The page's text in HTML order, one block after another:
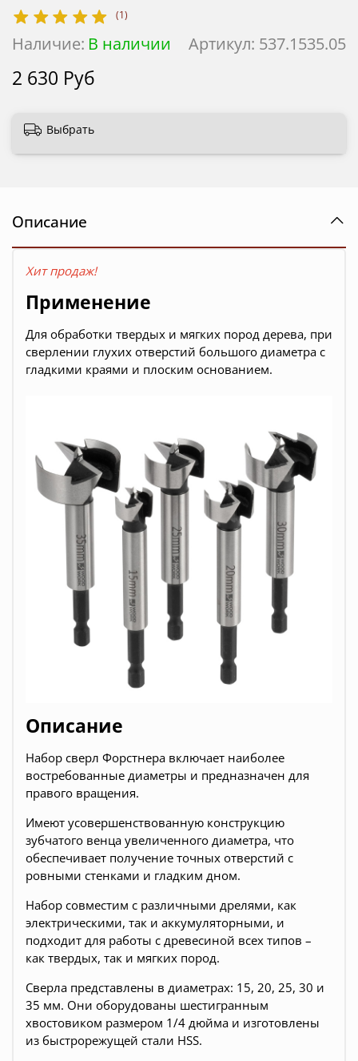
(1)
Артикул: 537.1535.05
Наличие: В наличии
2 630 Руб
Выбрать
Описание
Хит продаж!
Применение
Для обработки твердых и мягких пород дерева, при
сверлении глухих отверстий большого диаметра с
гладкими краями и плоским основанием.
Описание
Набор сверл Форстнера включает наиболее
востребованные диаметры и предназначен для
правого вращения.
Имеют усовершенствованную конструкцию
зубчатого венца увеличенного диаметра, что
обеспечивает получение точных отверстий с
ровными стенками и гладким дном.
Набор совместим с различными дрелями, как
электрическими, так и аккумуляторными, и
подходит для работы с древесиной всех типов –
как твердых, так и мягких пород.
Сверла представлены в диаметрах: 15, 20, 25, 30 и
35 мм. Они оборудованы шестигранным
хвостовиком размером 1/4 дюйма и изготовлены
из быстрорежущей стали HSS.